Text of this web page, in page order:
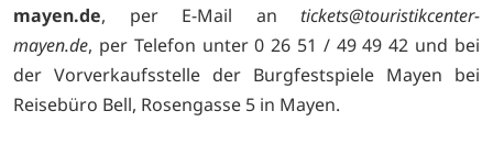
mayen.de, per E-Mail an tickets@touristikcenter-
mayen.de, per Telefon unter 0 26 51 / 49 49 42 und bei
der Vorverkaufsstelle der Burgfestspiele Mayen bei
Reisebüro Bell, Rosengasse 5 in Mayen.